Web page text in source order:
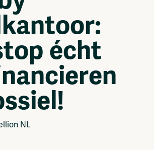
Advertise
Solidariteitsfonds
Eigendom
écht
NL